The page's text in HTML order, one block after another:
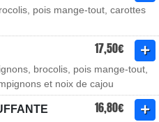
pois mange-tout, carottes
17,50€
brocolis, pois mange-tout,
et noix de cajou
16,80€